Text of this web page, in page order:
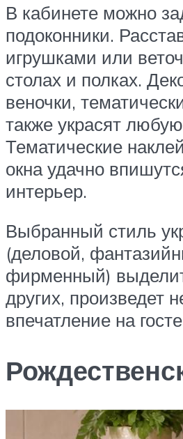
В кабинете можно
подоконники.
игрушками или
столах и полках.
веночки,
также украсят
Тематические
окна удачно
интерьер.
Выбранный стиль
(деловой,
фирменный)
других, произведет
впечатление на